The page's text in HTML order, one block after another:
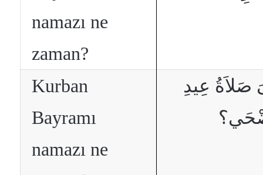
namazı ne
zaman?
Kurban
Bayramı
namazı ne
صَلاَةُ عِيدِ